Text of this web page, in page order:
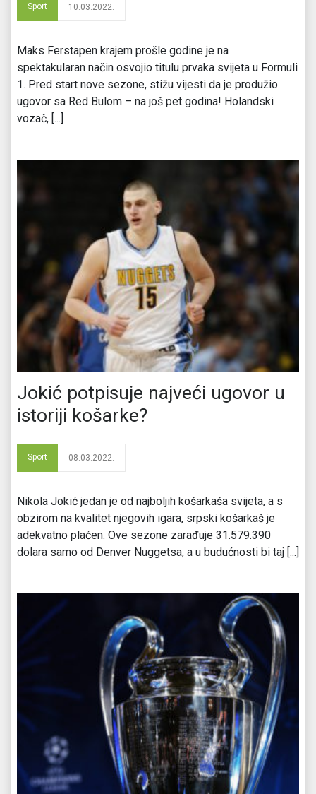
Sport 10.03.2022.
Maks Ferstapen krajem prošle godine je na
spektakularan način osvojio titulu prvaka svijeta u Formuli
1. Pred start nove sezone, stižu vijesti da je produžio
ugovor sa Red Bulom – na još pet godina! Holandski
vozač, [...]
Jokić potpisuje najveći ugovor u
istoriji košarke?
Sport 08.03.2022.
Nikola Jokić jedan je od najboljih košarkaša svijeta, a s
obzirom na kvalitet njegovih igara, srpski košarkaš je
adekvatno plaćen. Ove sezone zarađuje 31.579.390
dolara samo od Denver Nuggetsa, a u budućnosti bi taj [...]